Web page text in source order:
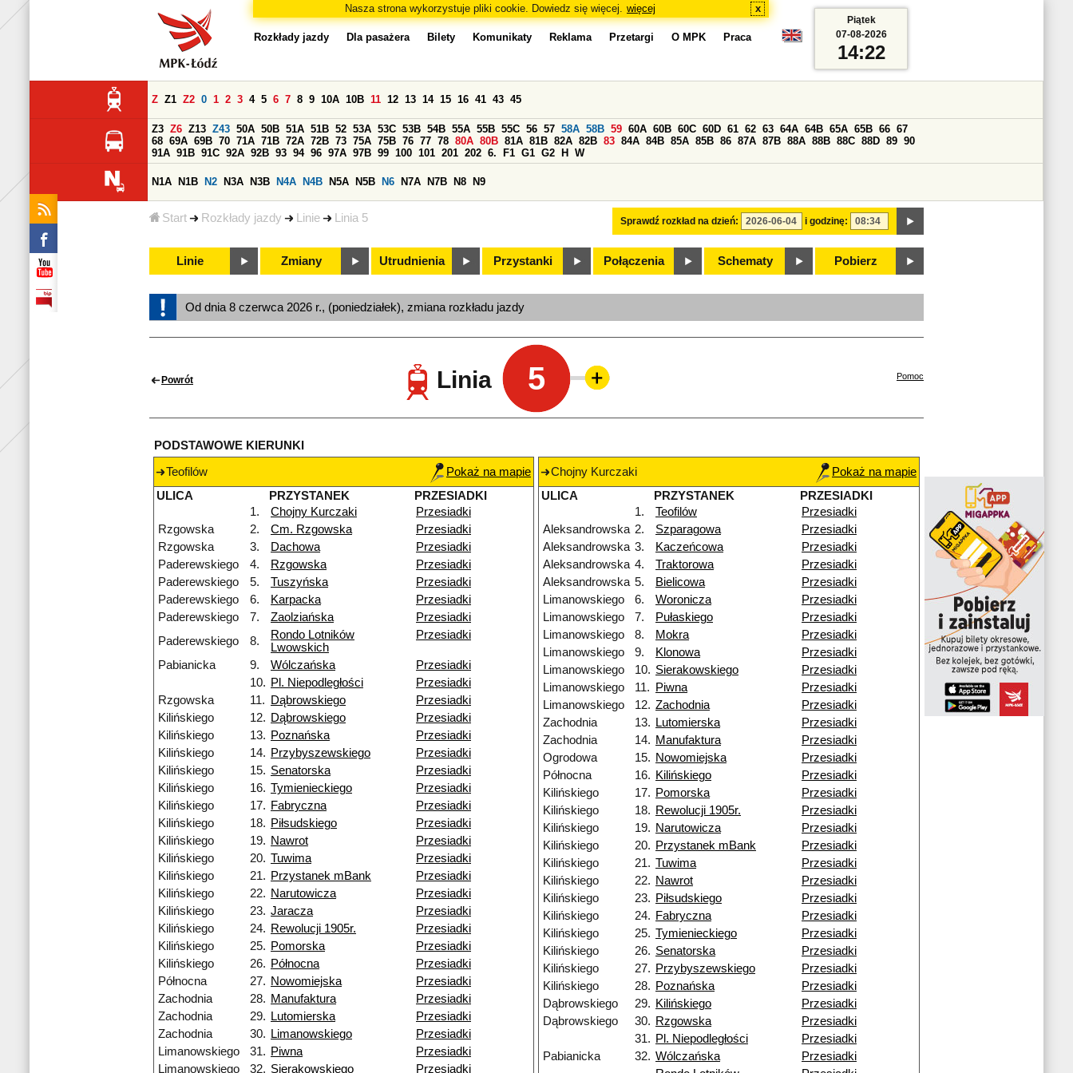
Nasza strona wykorzystuje pliki cookie. Dowiedz się więcej. więcej x
Start Rozkłady jazdy Linie Linia 5
Rozkłady jazdy Dla pasażera Bilety Komunikaty Reklama Przetargi O MPK Praca
Sprawdź rozkład na dzień: i godzinę:
Z Z1 Z2 0 1 2 3 4 5 6 7 8 9 10A 10B 11 12 13 14 15 16 41 43 45
Z3 Z6 Z13 Z43 50A 50B 51A 51B 52 53A 53C 53B 54B 55A 55B 55C 56 57 58A 58B 59 60A 60B 60C 60D 61 62 63 64A 64B 65A 65B 66 67
68 69A 69B 70 71A 71B 72A 72B 73 75A 75B 76 77 78 80A 80B 81A 81B 82A 82B 83 84A 84B 85A 85B 86 87A 87B 88A 88B 88C 88D 89 90
91A 91B 91C 92A 92B 93 94 96 97A 97B 99 100 101 201 202 6. F1 G1 G2 H W
N1A N1B N2 N3A N3B N4A N4B N5A N5B N6 N7A N7B N8 N9
Linie Zmiany Utrudnienia Przystanki Połączenia Schematy Pobierz
Piątek
07-08-2026
14:22
Od dnia 8 czerwca 2026 r., (poniedziałek), zmiana rozkładu jazdy
Powrót Linia 5 Pomoc
PODSTAWOWE KIERUNKI
Teofilów
Pokaż na mapie
ULICA
PRZYSTANEK
PRZESIADKI
1.
Chojny Kurczaki
Przesiadki
Rzgowska
2. Cm. Rzgowska
Przesiadki
Rzgowska
3. Dachowa
Przesiadki
Paderewskiego
4. Rzgowska
Przesiadki
Paderewskiego
5. Tuszyńska
Przesiadki
Paderewskiego
6. Karpacka
Przesiadki
Paderewskiego
7. Zaolziańska
Przesiadki
Paderewskiego
8.
Rondo Lotników
Lwowskich
Przesiadki
Pabianicka 9. Wólczańska
Przesiadki
10. Pl. Niepodległości
Przesiadki
Rzgowska
11. Dąbrowskiego
Przesiadki
Kilińskiego
12. Dąbrowskiego
Przesiadki
Kilińskiego
13. Poznańska
Przesiadki
Kilińskiego
14. Przybyszewskiego
Przesiadki
Kilińskiego
15. Senatorska
Przesiadki
Kilińskiego
16. Tymienieckiego
Przesiadki
Kilińskiego
17. Fabryczna
Przesiadki
Kilińskiego
18. Piłsudskiego
Przesiadki
Kilińskiego
19. Nawrot
Przesiadki
Kilińskiego
20. Tuwima
Przesiadki
Kilińskiego
21. Przystanek mBank
Przesiadki
Kilińskiego
22. Narutowicza
Przesiadki
Kilińskiego
23. Jaracza
Przesiadki
Kilińskiego
24. Rewolucji 1905r.
Przesiadki
Kilińskiego
25. Pomorska
Przesiadki
Kilińskiego
26. Północna
Przesiadki
Północna
27. Nowomiejska
Przesiadki
Zachodnia
28. Manufaktura
Przesiadki
Zachodnia
29. Lutomierska
Przesiadki
Zachodnia
30. Limanowskiego
Przesiadki
Limanowskiego
31. Piwna
Przesiadki
Limanowskiego
32. Sierakowskiego Przesiadki
Chojny Kurczaki
Pokaż na mapie
ULICA
PRZYSTANEK
PRZESIADKI
1.
Teofilów
Przesiadki
Aleksandrowska 2. Szparagowa
Przesiadki
Aleksandrowska 3. Kaczeńcowa
Przesiadki
Aleksandrowska 4. Traktorowa
Przesiadki
Aleksandrowska 5. Bielicowa
Przesiadki
Limanowskiego
6. Woronicza
Przesiadki
Limanowskiego
7. Pułaskiego
Przesiadki
Limanowskiego
8. Mokra
Przesiadki
Limanowskiego
9. Klonowa
Przesiadki
Limanowskiego
10. Sierakowskiego
Przesiadki
Limanowskiego
11. Piwna
Przesiadki
Limanowskiego
12. Zachodnia
Przesiadki
Zachodnia
13. Lutomierska
Przesiadki
Zachodnia
14. Manufaktura
Przesiadki
Ogrodowa
15. Nowomiejska
Przesiadki
Północna
16. Kilińskiego
Przesiadki
Kilińskiego
17. Pomorska
Przesiadki
Kilińskiego
18. Rewolucji 1905r.
Przesiadki
Kilińskiego
19. Narutowicza
Przesiadki
Kilińskiego
20. Przystanek mBank
Przesiadki
Kilińskiego
21. Tuwima
Przesiadki
Kilińskiego
22. Nawrot
Przesiadki
Kilińskiego
23. Piłsudskiego
Przesiadki
Kilińskiego
24. Fabryczna
Przesiadki
Kilińskiego
25. Tymienieckiego
Przesiadki
Kilińskiego
26. Senatorska
Przesiadki
Kilińskiego
27. Przybyszewskiego
Przesiadki
Kilińskiego
28. Poznańska
Przesiadki
Dąbrowskiego
29. Kilińskiego
Przesiadki
Dąbrowskiego
30. Rzgowska
Przesiadki
31. Pl. Niepodległości
Przesiadki
Pabianicka
32. Wólczańska
Przesiadki